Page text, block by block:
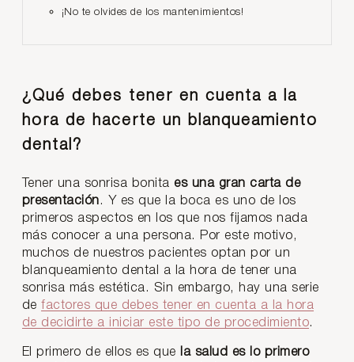
¡No te olvides de los mantenimientos!
¿Qué debes tener en cuenta a la
hora de hacerte un blanqueamiento
dental?
Tener una sonrisa bonita es una gran carta de
presentación. Y es que la boca es uno de los
primeros aspectos en los que nos fijamos nada
más conocer a una persona. Por este motivo,
muchos de nuestros pacientes optan por un
blanqueamiento dental a la hora de tener una
sonrisa más estética. Sin embargo, hay una serie
defactores que debes tener en cuenta a la hora
de decidirte a iniciar este tipo de procedimiento.
El primero de ellos es que
la salud es lo primero